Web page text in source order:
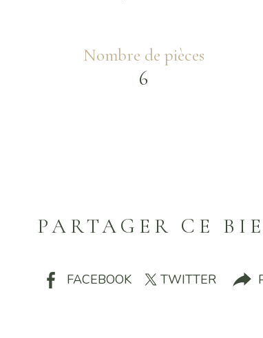
Nombre de pièces
6
PARTAGER CE
FACEBOOK TWITTER